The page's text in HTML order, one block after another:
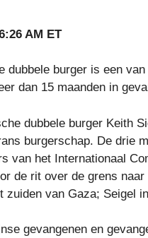
AM ET
dubbele burger is een
dan 15 maanden in
dubbele burger Keith
burgerschap. De drie
van het Internationaal
de rit over de grens
zuiden van Gaza; Seigel
gevangenen en